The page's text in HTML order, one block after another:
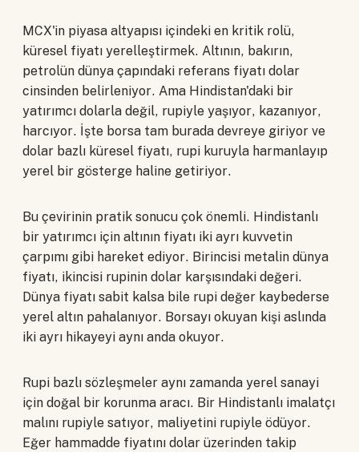
MCX'in piyasa altyapısı içindeki en kritik rolü,
küresel fiyatı yerelleştirmek. Altının, bakırın,
petrolün dünya çapındaki referans fiyatı dolar
cinsinden belirleniyor. Ama Hindistan'daki bir
yatırımcı dolarla değil, rupiyle yaşıyor, kazanıyor,
harcıyor. İşte borsa tam burada devreye giriyor ve
dolar bazlı küresel fiyatı, rupi kuruyla harmanlayıp
yerel bir gösterge haline getiriyor.
Bu çevirinin pratik sonucu çok önemli. Hindistanlı
bir yatırımcı için altının fiyatı iki ayrı kuvvetin
çarpımı gibi hareket ediyor. Birincisi metalin dünya
fiyatı, ikincisi rupinin dolar karşısındaki değeri.
Dünya fiyatı sabit kalsa bile rupi değer kaybederse
yerel altın pahalanıyor. Borsayı okuyan kişi aslında
iki ayrı hikayeyi aynı anda okuyor.
Rupi bazlı sözleşmeler aynı zamanda yerel sanayi
için doğal bir korunma aracı. Bir Hindistanlı imalatçı
malını rupiyle satıyor, maliyetini rupiyle ödüyor.
Eğer hammadde fiyatını dolar üzerinden takip